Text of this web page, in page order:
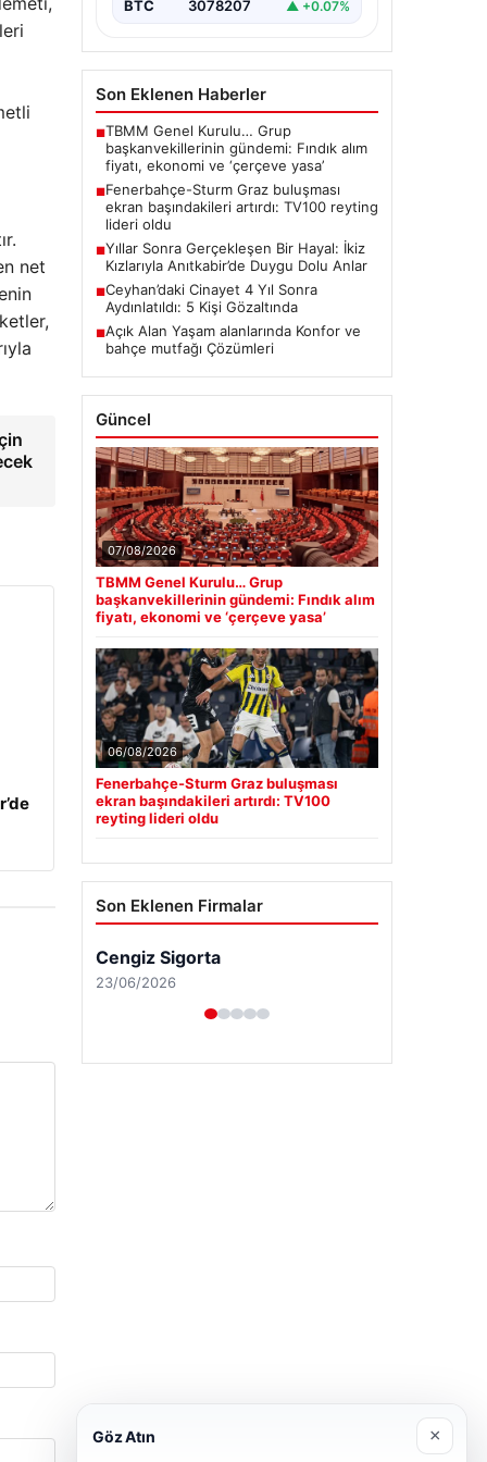
net
BTC 3078207 ▲ +0.07%
Son Eklenen Haberler
■TBMM Genel Kurulu… Grup
başkanvekillerinin gündemi: Fındık alım
fiyatı, ekonomi ve ‘çerçeve yasa’
■Fenerbahçe-Sturm Graz buluşması
ekran başındakileri artırdı: TV100 reyting
lideri oldu
■Yıllar Sonra Gerçekleşen Bir Hayal: İkiz
Kızlarıyla Anıtkabir’de Duygu Dolu Anlar
■Ceyhan’daki Cinayet 4 Yıl Sonra
Aydınlatıldı: 5 Kişi Gözaltında
■Açık Alan Yaşam alanlarında Konfor ve
bahçe mutfağı Çözümleri
Güncel
07/08/2026
TBMM Genel Kurulu… Grup
başkanvekillerinin gündemi: Fındık alım
fiyatı, ekonomi ve ‘çerçeve yasa’
06/08/2026
Fenerbahçe-Sturm Graz buluşması
ekran başındakileri artırdı: TV100
reyting lideri oldu
Son Eklenen Firmalar
Cengiz Sigorta
23/06/2026
Göz Atın ×